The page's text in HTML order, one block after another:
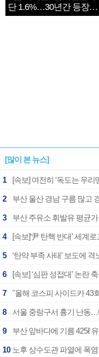
단 1.6%…30년간 등장
1182개팀 전수조사
[많이 본 뉴스]
1
2
3 부산 주유소 휘발유 평균
4 [속보]‘尹 탄핵 반대’ 세계
5
6
7 "올해 코스피 사이드카 43
8 서울 중랑구서 흉기 난동
9 부산 앞바다에 기름 425ℓ
10 노후 상수도관 파열에 폭